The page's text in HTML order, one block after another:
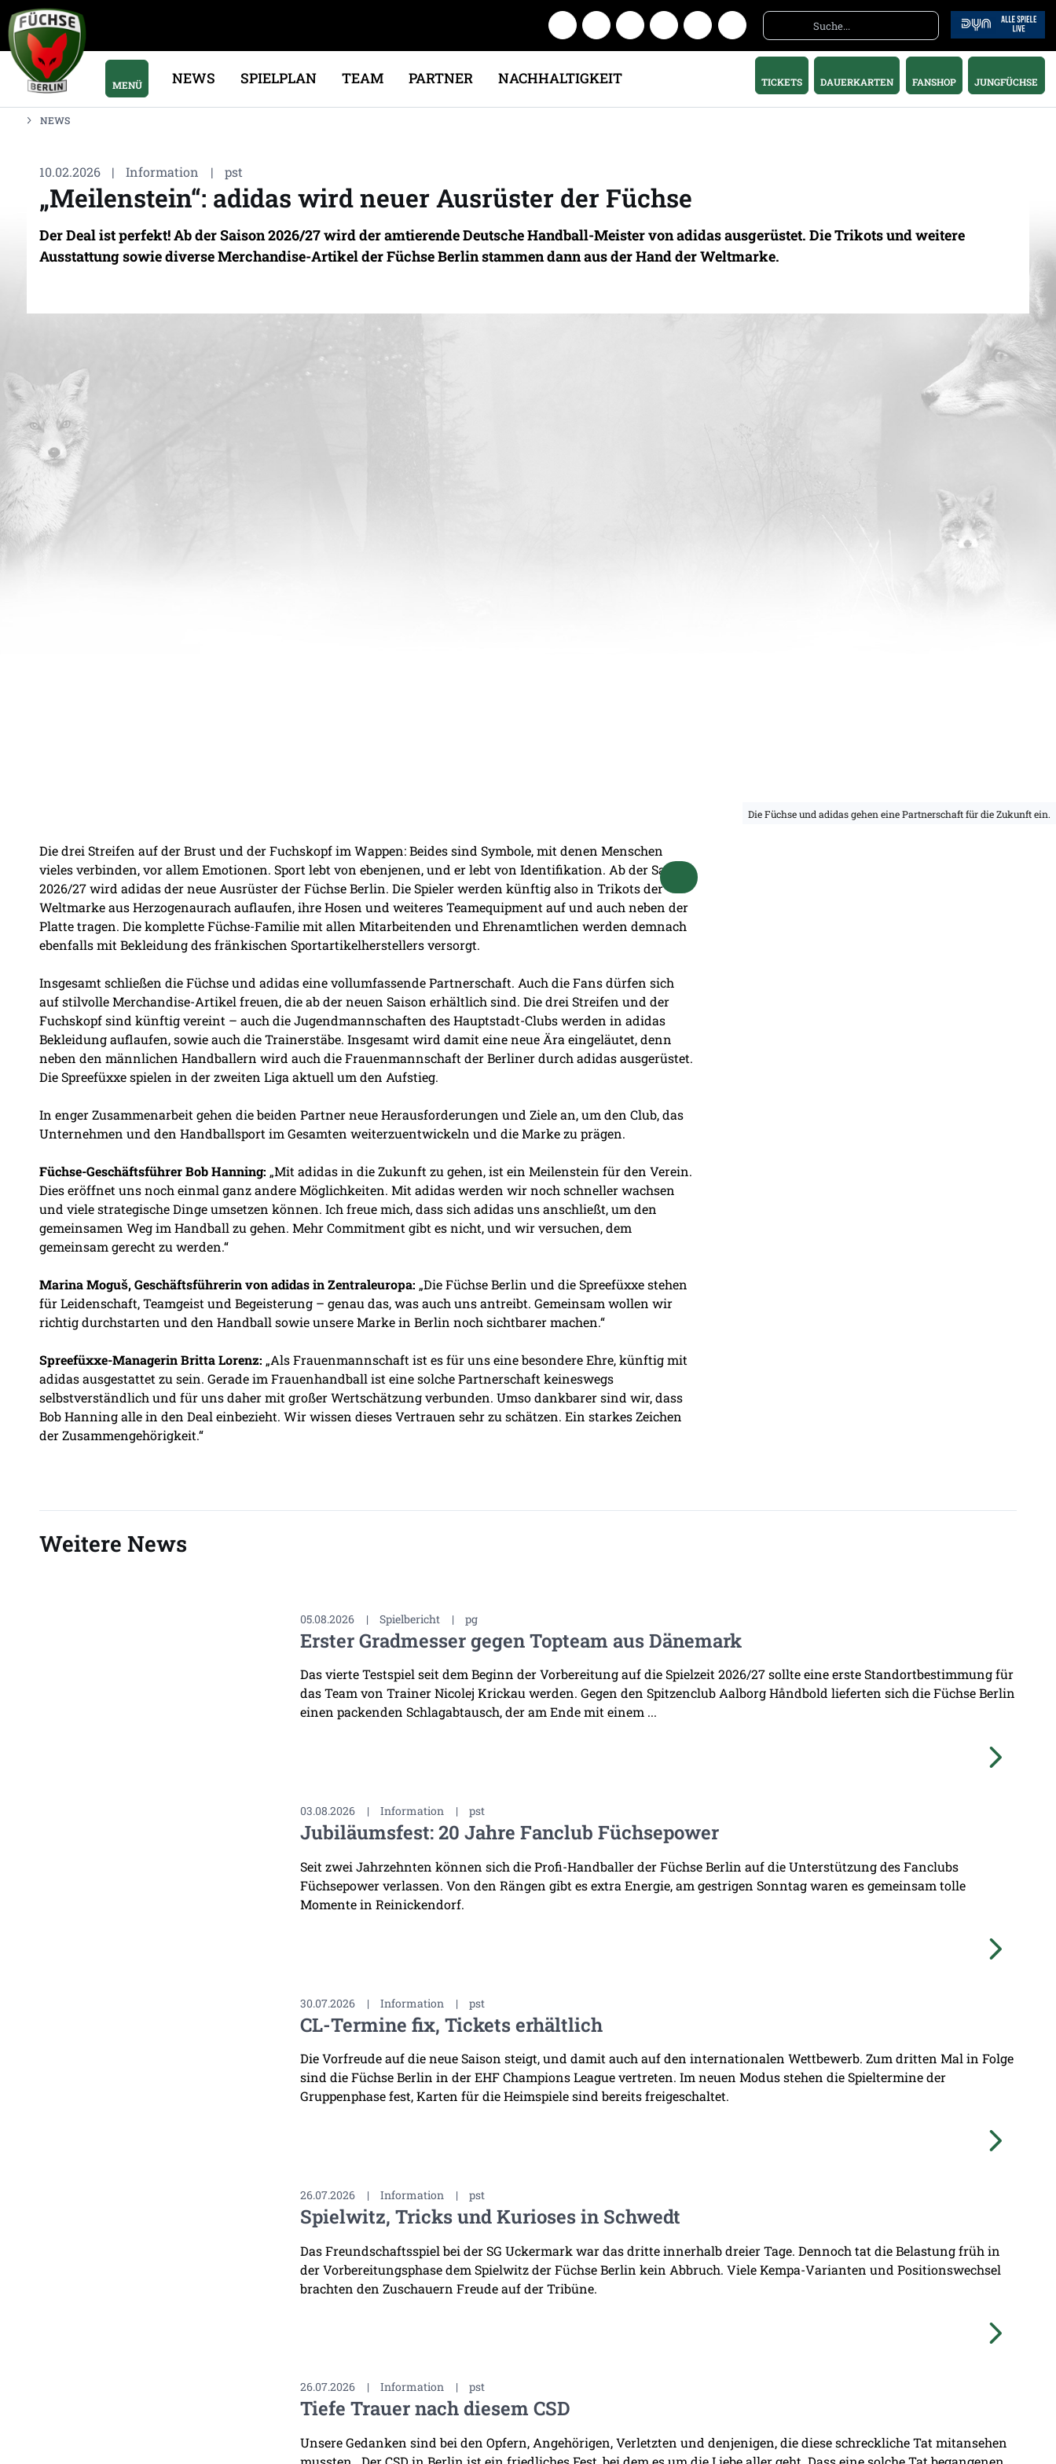
MENÜ NEWS SPIELPLAN TEAM PARTNER NACHHALTIGKEIT TICKETS DAUERKARTEN FANSHOP JUNGFÜCHSE
NEWS
10.02.2026 | Information | pst
„Meilenstein“: adidas wird neuer Ausrüster der Füchse
Der Deal ist perfekt! Ab der Saison 2026/27 wird der amtierende Deutsche Handball-Meister von adidas ausgerüstet. Die Trikots und weitere
Ausstattung sowie diverse Merchandise-Artikel der Füchse Berlin stammen dann aus der Hand der Weltmarke.
Die Füchse und adidas gehen eine Partnerschaft für die Zukunft ein.
Die drei Streifen auf der Brust und der Fuchskopf im Wappen: Beides sind Symbole, mit denen Menschen
vieles verbinden, vor allem Emotionen. Sport lebt von ebenjenen, und er lebt von Identifikation. Ab der Saison
2026/27 wird adidas der neue Ausrüster der Füchse Berlin. Die Spieler werden künftig also in Trikots der
Weltmarke aus Herzogenaurach auflaufen, ihre Hosen und weiteres Teamequipment auf und auch neben der
Platte tragen. Die komplette Füchse-Familie mit allen Mitarbeitenden und Ehrenamtlichen werden demnach
ebenfalls mit Bekleidung des fränkischen Sportartikelherstellers versorgt.
Insgesamt schließen die Füchse und adidas eine vollumfassende Partnerschaft. Auch die Fans dürfen sich
auf stilvolle Merchandise-Artikel freuen, die ab der neuen Saison erhältlich sind. Die drei Streifen und der
Fuchskopf sind künftig vereint – auch die Jugendmannschaften des Hauptstadt-Clubs werden in adidas
Bekleidung auflaufen, sowie auch die Trainerstäbe. Insgesamt wird damit eine neue Ära eingeläutet, denn
neben den männlichen Handballern wird auch die Frauenmannschaft der Berliner durch adidas ausgerüstet.
Die Spreefüxxe spielen in der zweiten Liga aktuell um den Aufstieg.
In enger Zusammenarbeit gehen die beiden Partner neue Herausforderungen und Ziele an, um den Club, das
Unternehmen und den Handballsport im Gesamten weiterzuentwickeln und die Marke zu prägen.
Füchse-Geschäftsführer Bob Hanning: „Mit adidas in die Zukunft zu gehen, ist ein Meilenstein für den Verein.
Dies eröffnet uns noch einmal ganz andere Möglichkeiten. Mit adidas werden wir noch schneller wachsen
und viele strategische Dinge umsetzen können. Ich freue mich, dass sich adidas uns anschließt, um den
gemeinsamen Weg im Handball zu gehen. Mehr Commitment gibt es nicht, und wir versuchen, dem
gemeinsam gerecht zu werden.“
Marina Moguš, Geschäftsführerin von adidas in Zentraleuropa: „Die Füchse Berlin und die Spreefüxxe stehen
für Leidenschaft, Teamgeist und Begeisterung – genau das, was auch uns antreibt. Gemeinsam wollen wir
richtig durchstarten und den Handball sowie unsere Marke in Berlin noch sichtbarer machen.“
Spreefüxxe-Managerin Britta Lorenz: „Als Frauenmannschaft ist es für uns eine besondere Ehre, künftig mit
adidas ausgestattet zu sein. Gerade im Frauenhandball ist eine solche Partnerschaft keineswegs
selbstverständlich und für uns daher mit großer Wertschätzung verbunden. Umso dankbarer sind wir, dass
Bob Hanning alle in den Deal einbezieht. Wir wissen dieses Vertrauen sehr zu schätzen. Ein starkes Zeichen
der Zusammengehörigkeit.“
Weitere News
05.08.2026 | Spielbericht | pg
Erster Gradmesser gegen Topteam aus Dänemark
Das vierte Testspiel seit dem Beginn der Vorbereitung auf die Spielzeit 2026/27 sollte eine erste Standortbestimmung für
das Team von Trainer Nicolej Krickau werden. Gegen den Spitzenclub Aalborg Håndbold lieferten sich die Füchse Berlin
einen packenden Schlagabtausch, der am Ende mit einem ...
03.08.2026 | Information | pst
Jubiläumsfest: 20 Jahre Fanclub Füchsepower
Seit zwei Jahrzehnten können sich die Profi-Handballer der Füchse Berlin auf die Unterstützung des Fanclubs
Füchsepower verlassen. Von den Rängen gibt es extra Energie, am gestrigen Sonntag waren es gemeinsam tolle
Momente in Reinickendorf.
30.07.2026 | Information | pst
CL-Termine fix, Tickets erhältlich
Die Vorfreude auf die neue Saison steigt, und damit auch auf den internationalen Wettbewerb. Zum dritten Mal in Folge
sind die Füchse Berlin in der EHF Champions League vertreten. Im neuen Modus stehen die Spieltermine der
Gruppenphase fest, Karten für die Heimspiele sind bereits freigeschaltet.
26.07.2026 | Information | pst
Spielwitz, Tricks und Kurioses in Schwedt
Das Freundschaftsspiel bei der SG Uckermark war das dritte innerhalb dreier Tage. Dennoch tat die Belastung früh in
der Vorbereitungsphase dem Spielwitz der Füchse Berlin kein Abbruch. Viele Kempa-Varianten und Positionswechsel
brachten den Zuschauern Freude auf der Tribüne.
26.07.2026 | Information | pst
Tiefe Trauer nach diesem CSD
Unsere Gedanken sind bei den Opfern, Angehörigen, Verletzten und denjenigen, die diese schreckliche Tat mitansehen